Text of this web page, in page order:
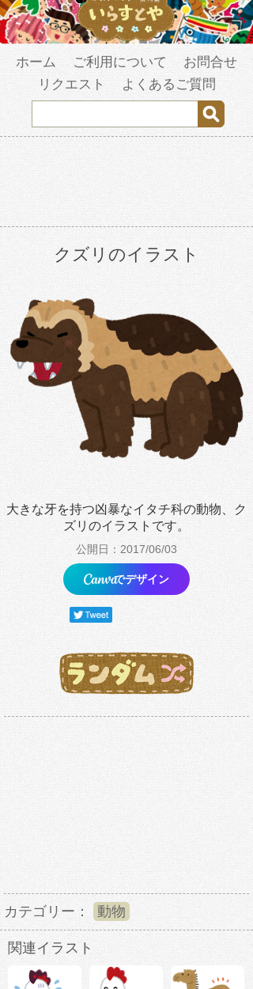
ホーム ご利用について
お問合せ
リクエスト
よくあるご質問
クズリのイラスト
大きな牙を持つ凶暴なイタチ科の動物、ク
ズリのイラストです。
公開日：2017/06/03
でデザイン
カテゴリー： 動物
関連イラスト